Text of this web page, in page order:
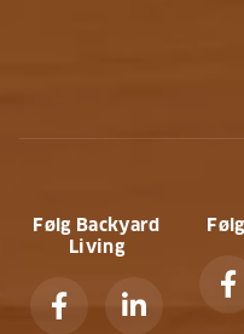
Følg Backyard
Living